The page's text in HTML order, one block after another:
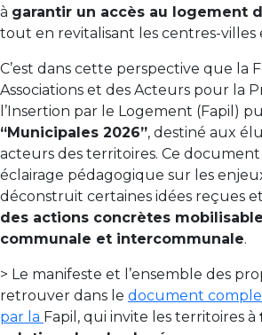
à garantir un accès au logement
tout en revitalisant les centres-villes
C’est dans cette perspective que la
Associations et des Acteurs pour la
l’Insertion par le Logement (Fapil)
“Municipales 2026”, destiné aux
acteurs des territoires. Ce document
éclairage pédagogique sur les
déconstruit certaines idées reçues et
des actions concrètes
communale et intercommunale.
> Le manifeste et l’ensemble des
retrouver dans le document
par la Fapil, qui invite les territoires à